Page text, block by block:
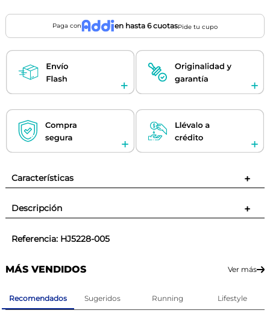
Paga con en hasta 6 cuotasPide tu cupo
Características +
Descripción +
Referencia: HJ5228-005
MÁS VENDIDOS Ver más
Recomendados Sugeridos Running Lifestyle